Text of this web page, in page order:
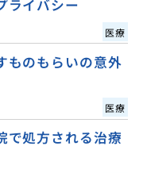
ライバシー
医療
ものもらいの意外
医療
で処方される治療